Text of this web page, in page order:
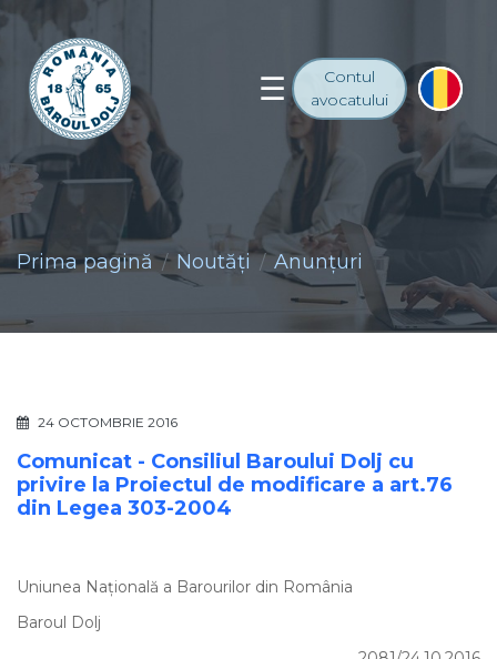
Contul
avocatului
Prima pagină Noutăţi Anunţuri
24 OCTOMBRIE 2016
Comunicat - Consiliul Baroului Dolj cu
privire la Proiectul de modificare a art.76
din Legea 303-2004
Uniunea Națională a Barourilor din România
Baroul Dolj